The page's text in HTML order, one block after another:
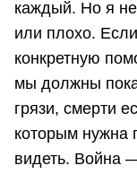
каждый. Но я не
или плохо.
конкретную
мы должны
грязи, смерти
которым
видеть. Война